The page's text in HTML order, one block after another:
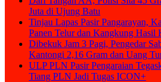
Juta di Ujung Batu
Tinjau Lapas Pasir Pangarayan,
Panen Telur dan Kangkung Hasil
Dibekuk Jam 3 Pagi, Pengedar
Kantongi 2,16 Gram dan Uang
ULP PLN Pasir Pengaraian
Tiang PLN Jadi Tugas ICON+